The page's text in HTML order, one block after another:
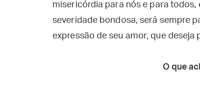
misericórdia para nós e para todos,
severidade bondosa, será sempre
expressão de seu amor, que deseja
O que